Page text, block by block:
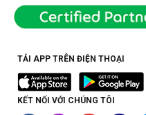
TẢI APP TRÊN ĐIỆN THOẠI
KẾT NỐI VỚI CHÚNG TÔI